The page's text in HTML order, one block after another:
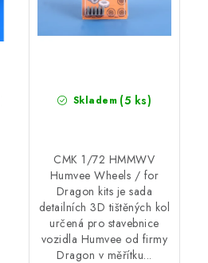
Skladem (5 ks)
CMK 1/72 HMMWV
Humvee Wheels / for
Dragon kits je sada
detailních 3D tištěných kol
určená pro stavebnice
vozidla Humvee od firmy
Dragon v měřítku...